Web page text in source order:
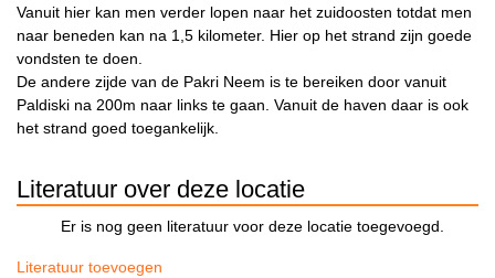
Vanuit hier kan men verder lopen naar het zuidoosten totdat men
naar beneden kan na 1,5 kilometer. Hier op het strand zijn goede
vondsten te doen.
De andere zijde van de Pakri Neem is te bereiken door vanuit
Paldiski na 200m naar links te gaan. Vanuit de haven daar is ook
het strand goed toegankelijk.
Literatuur over deze locatie
Er is nog geen literatuur voor deze locatie toegevoegd.
Literatuur toevoegen